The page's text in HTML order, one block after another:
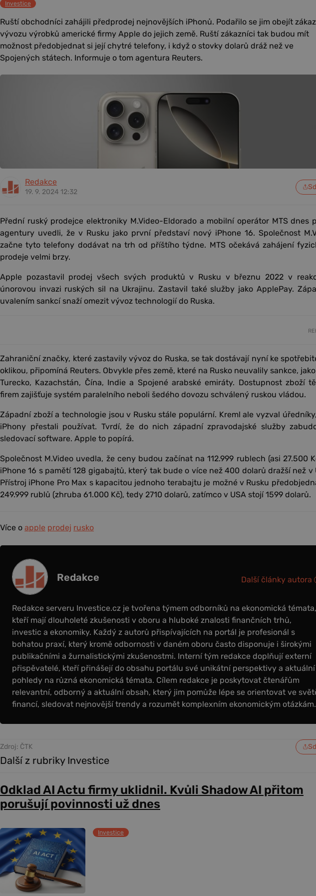
Investice
Ruští obchodníci zahájili předprodej nejnovějších iPhonů. Podařilo se jim obejít zákaz
vývozu výrobků americké firmy Apple do jejich země. Ruští zákazníci tak budou mít
možnost předobjednat si její chytré telefony, i když o stovky dolarů dráž než ve
Spojených státech. Informuje o tom agentura Reuters.
Redakce
19. 9. 2024 12:32
Přední ruský prodejce elektroniky M.Video-Eldorado a mobilní operátor MTS dnes
agentury uvedli, že v Rusku jako první představí nový iPhone 16. Společnost
začne tyto telefony dodávat na trh od příštího týdne. MTS očekává zahájení
prodeje velmi brzy.
Apple pozastavil prodej všech svých produktů v Rusku v březnu 2022 v
únorovou invazi ruských sil na Ukrajinu. Zastavil také služby jako ApplePay.
uvalením sankcí snaží omezit vývoz technologií do Ruska.
Zahraniční značky, které zastavily vývoz do Ruska, se tak dostávají nyní ke
oklikou, připomíná Reuters. Obvykle přes země, které na Rusko neuvalily sankce,
Turecko, Kazachstán, Čína, Indie a Spojené arabské emiráty. Dostupnost zboží
firem zajišťuje systém paralelního neboli šedého dovozu schválený ruskou vládou.
Západní zboží a technologie jsou v Rusku stále populární. Kreml ale vyzval
iPhony přestali používat. Tvrdí, že do nich západní zpravodajské služby
sledovací software. Apple to popírá.
Společnost M.Video uvedla, že ceny budou začínat na 112.999 rublech (asi 27.500
iPhone 16 s pamětí 128 gigabajtů, který tak bude o více než 400 dolarů dražší než v
Přístroj iPhone Pro Max s kapacitou jednoho terabajtu je možné v Rusku
249.999 rublů (zhruba 61.000 Kč), tedy 2710 dolarů, zatímco v USA stojí 1599 dolarů.
Více o apple prodej rusko
Redakce
Redakce serveru Investice.cz je tvořena týmem odborníků na ekonomická témata,
kteří mají dlouholeté zkušenosti v oboru a hluboké znalosti finančních trhů,
investic a ekonomiky. Každý z autorů přispívajících na portál je profesionál s
bohatou praxí, který kromě odbornosti v daném oboru často disponuje i širokými
publikačními a žurnalistickými zkušenostmi. Interní tým redakce doplňují externí
přispěvatelé, kteří přinášejí do obsahu portálu své unikátní perspektivy a aktuální
pohledy na různá ekonomická témata. Cílem redakce je poskytovat čtenářům
relevantní, odborný a aktuální obsah, který jim pomůže lépe se orientovat ve
financí, sledovat nejnovější trendy a rozumět komplexním ekonomickým otázkám.
Další články autora
Zdroj: ČTK
Další z rubriky Investice
Odklad AI Actu firmy uklidnil. Kvůli Shadow AI přitom
porušují povinnosti už dnes
Investice